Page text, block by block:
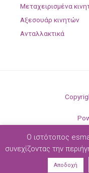
Μεταχειρισμένα
Αξεσουάρ κινητών
Ανταλλακτικά
Ο ιστότοπος
συνεχίζοντας την
Αποδοχή